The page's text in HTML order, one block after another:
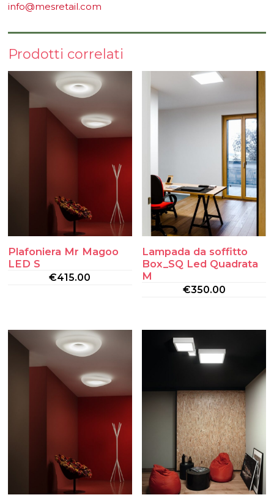
info@mesretail.com
Prodotti correlati
Plafoniera Mr Magoo
LED S
€415.00
Lampada da soffitto
Box_SQ Led Quadrata
M
€350.00